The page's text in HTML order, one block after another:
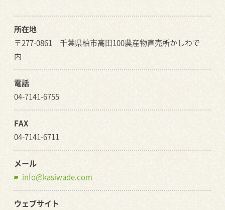
所在地
〒277-0861 千葉県柏市高田100農産物直売所かしわで
内
電話
04-7141-6755
FAX
04-7141-6711
メール
info@kasiwade.com
ウェブサイト